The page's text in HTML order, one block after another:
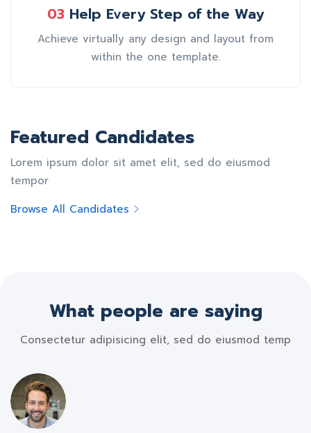
03 Help Every Step of the Way
Achieve virtually any design and layout from
within the one template.
Featured Candidates
Lorem ipsum dolor sit amet elit, sed do eiusmod
tempor
Browse All Candidates
What people are saying
Consectetur adipisicing elit, sed do eiusmod temp